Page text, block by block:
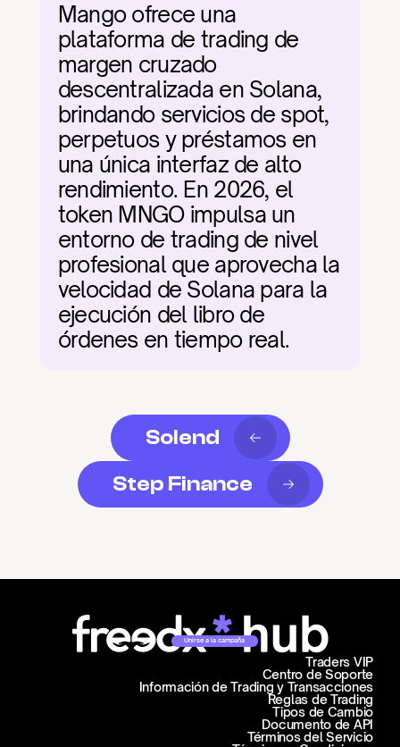
Mango ofrece una
plataforma de trading de
margen cruzado
descentralizada en Solana,
brindando servicios de spot,
perpetuos y préstamos en
una única interfaz de alto
rendimiento. En 2026, el
token MNGO impulsa un
entorno de trading de nivel
profesional que aprovecha la
velocidad de Solana para la
ejecución del libro de
órdenes en tiempo real.
Solend
Step Finance
Unirse a la campaña
Centro de Soporte
Información de Trading y Transacciones
Traders VIP
Reglas de Trading
Tipos de Cambio
Documento de API
Términos del Servicio